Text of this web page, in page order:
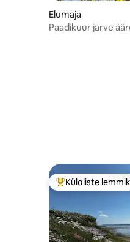
Elumaja
Paadikuur järve
Külaliste suur
Külaliste lemmik